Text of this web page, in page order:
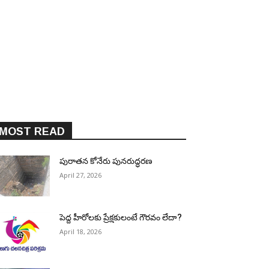
READ
పురాత‌న కోనేరు పున‌రుద్ధ‌ర‌ణ
April 27, 2026
పెద్ద హీరోల‌కు ప్రేక్ష‌కులంటే గౌర‌వం లేదా?
April 18, 2026